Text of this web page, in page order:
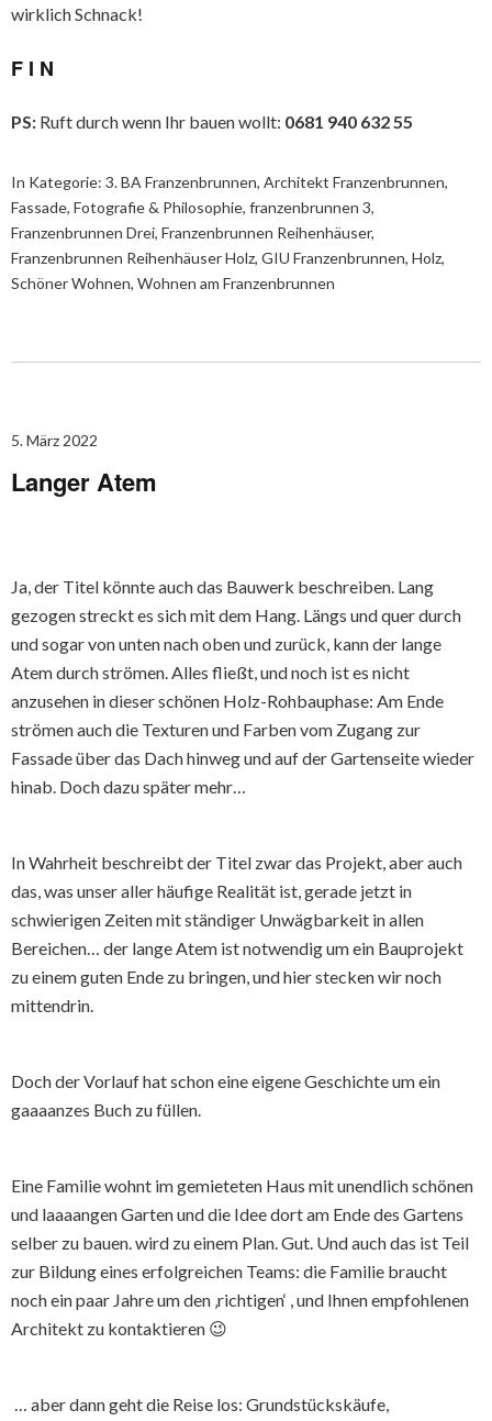
wirklich Schnack!
F I N
PS: Ruft durch wenn Ihr bauen wollt: 0681 940 632 55
In Kategorie: 3. BA Franzenbrunnen, Architekt Franzenbrunnen,
Fassade, Fotografie & Philosophie, franzenbrunnen 3,
Franzenbrunnen Drei, Franzenbrunnen Reihenhäuser,
Franzenbrunnen Reihenhäuser Holz, GIU Franzenbrunnen, Holz,
Schöner Wohnen, Wohnen am Franzenbrunnen
5. März 2022
Langer Atem
Ja, der Titel könnte auch das Bauwerk beschreiben. Lang
gezogen streckt es sich mit dem Hang. Längs und quer durch
und sogar von unten nach oben und zurück, kann der lange
Atem durch strömen. Alles fließt, und noch ist es nicht
anzusehen in dieser schönen Holz-Rohbauphase: Am Ende
strömen auch die Texturen und Farben vom Zugang zur
Fassade über das Dach hinweg und auf der Gartenseite wieder
hinab. Doch dazu später mehr…
In Wahrheit beschreibt der Titel zwar das Projekt, aber auch
das, was unser aller häufige Realität ist, gerade jetzt in
schwierigen Zeiten mit ständiger Unwägbarkeit in allen
Bereichen… der lange Atem ist notwendig um ein Bauprojekt
zu einem guten Ende zu bringen, und hier stecken wir noch
mittendrin.
Doch der Vorlauf hat schon eine eigene Geschichte um ein
gaaaanzes Buch zu füllen.
Eine Familie wohnt im gemieteten Haus mit unendlich schönen
und laaaangen Garten und die Idee dort am Ende des Gartens
selber zu bauen. wird zu einem Plan. Gut. Und auch das ist Teil
zur Bildung eines erfolgreichen Teams: die Familie braucht
noch ein paar Jahre um den ‚richtigen‘ , und Ihnen empfohlenen
Architekt zu kontaktieren 😉
… aber dann geht die Reise los: Grundstückskäufe,